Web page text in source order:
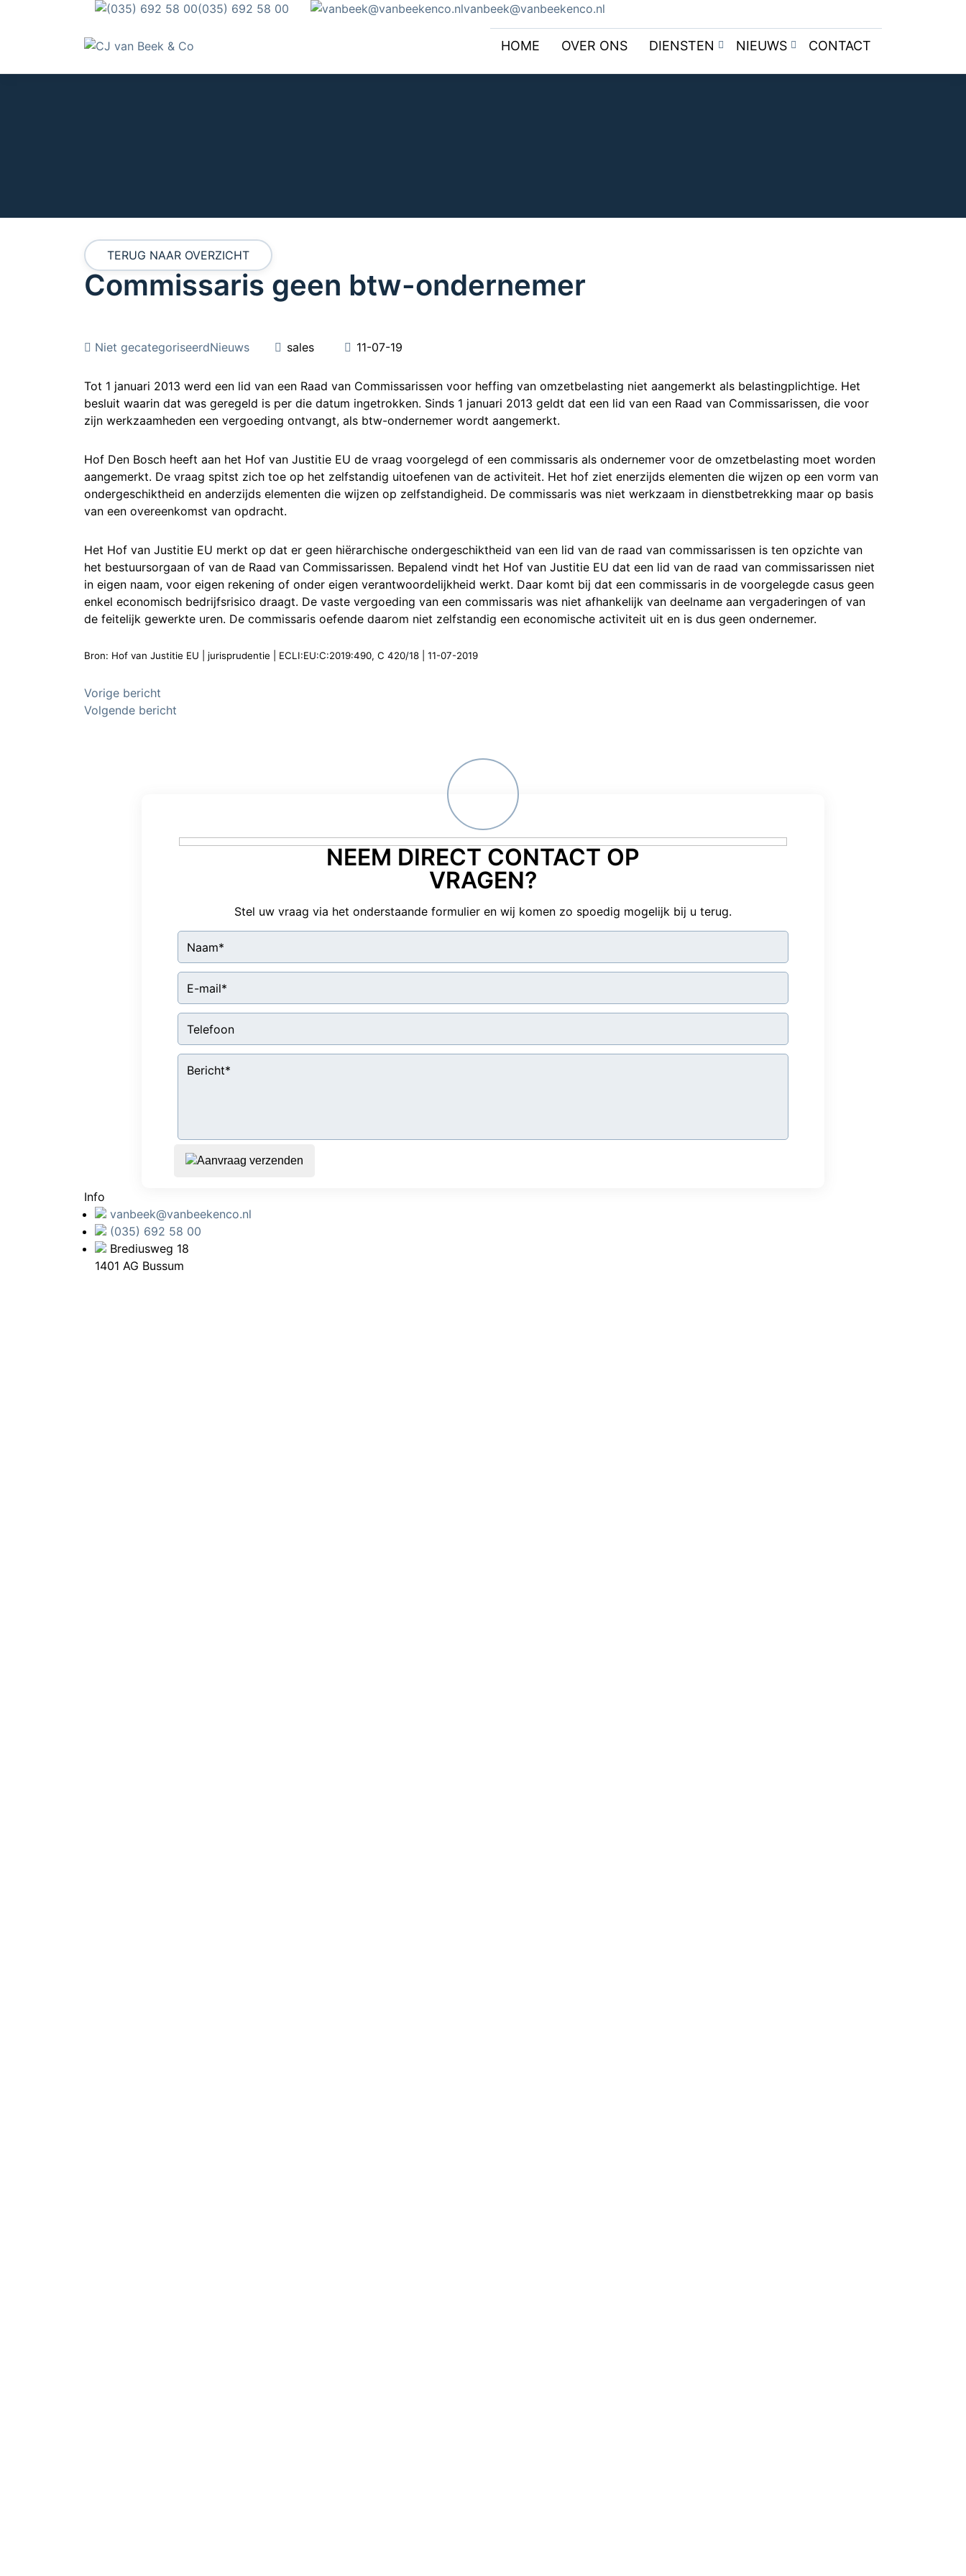
(035) 692 58 00 vanbeek@vanbeekenco.nl
HOME OVER ONS DIENSTEN NIEUWS CONTACT
TERUG NAAR OVERZICHT
Commissaris geen btw-ondernemer
Niet gecategoriseerdNieuws sales 11-07-19
Tot 1 januari 2013 werd een lid van een Raad van Commissarissen voor heffing van omzetbelasting niet aangemerkt als belastingplichtige. Het
besluit waarin dat was geregeld is per die datum ingetrokken. Sinds 1 januari 2013 geldt dat een lid van een Raad van Commissarissen, die voor
zijn werkzaamheden een vergoeding ontvangt, als btw-ondernemer wordt aangemerkt.
Hof Den Bosch heeft aan het Hof van Justitie EU de vraag voorgelegd of een commissaris als ondernemer voor de omzetbelasting moet worden
aangemerkt. De vraag spitst zich toe op het zelfstandig uitoefenen van de activiteit. Het hof ziet enerzijds elementen die wijzen op een vorm van
ondergeschiktheid en anderzijds elementen die wijzen op zelfstandigheid. De commissaris was niet werkzaam in dienstbetrekking maar op basis
van een overeenkomst van opdracht.
Het Hof van Justitie EU merkt op dat er geen hiërarchische ondergeschiktheid van een lid van de raad van commissarissen is ten opzichte van
het bestuursorgaan of van de Raad van Commissarissen. Bepalend vindt het Hof van Justitie EU dat een lid van de raad van commissarissen niet
in eigen naam, voor eigen rekening of onder eigen verantwoordelijkheid werkt. Daar komt bij dat een commissaris in de voorgelegde casus geen
enkel economisch bedrijfsrisico draagt. De vaste vergoeding van een commissaris was niet afhankelijk van deelname aan vergaderingen of van
de feitelijk gewerkte uren. De commissaris oefende daarom niet zelfstandig een economische activiteit uit en is dus geen ondernemer.
Bron: Hof van Justitie EU | jurisprudentie | ECLI:EU:C:2019:490, C 420/18 | 11-07-2019
Bericht
navigatie
Vorige bericht
Volgende bericht
NEEM DIRECT CONTACT OP
VRAGEN?
Stel uw vraag via het onderstaande formulier en wij komen zo spoedig mogelijk bij u terug.
Aanvraag verzenden
Info
vanbeek@vanbeekenco.nl
(035) 692 58 00
Brediusweg 18
1401 AG Bussum